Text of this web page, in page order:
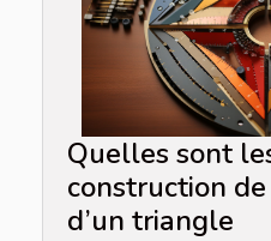
Quelles sont
construction
d’un triangle